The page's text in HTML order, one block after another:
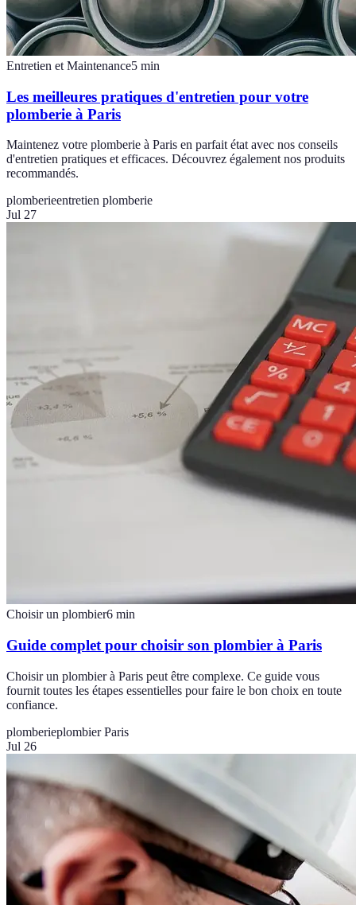
Entretien et Maintenance5 min
Les meilleures pratiques d'entretien pour votre
plomberie à Paris
Maintenez votre plomberie à Paris en parfait état avec nos conseils
d'entretien pratiques et efficaces. Découvrez également nos produits
recommandés.
plomberieentretien plomberie
Jul 27
Choisir un plombier6 min
Guide complet pour choisir son plombier à Paris
Choisir un plombier à Paris peut être complexe. Ce guide vous
fournit toutes les étapes essentielles pour faire le bon choix en toute
confiance.
plomberieplombier Paris
Jul 26